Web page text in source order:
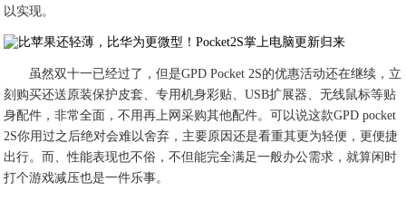
以实现。
虽然双十一已经过了，但是GPD Pocket 2S的优惠活动还在继续，立
刻购买还送原装保护皮套、专用机身彩贴、USB扩展器、无线鼠标等贴
身配件，非常全面，不用再上网采购其他配件。可以说这款GPD pocket
2S你用过之后绝对会难以舍弃，主要原因还是看重其更为轻便，更便捷
出行。而、性能表现也不俗，不但能完全满足一般办公需求，就算闲时
打个游戏减压也是一件乐事。